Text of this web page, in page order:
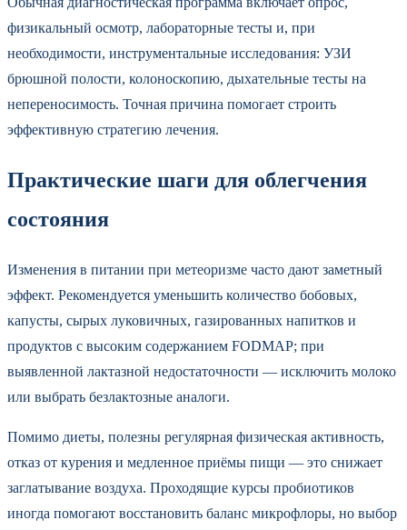
физикальный осмотр, лабораторные тесты и, при
необходимости, инструментальные исследования: УЗИ
брюшной полости, колоноскопию, дыхательные тесты на
непереносимость. Точная причина помогает строить
эффективную стратегию лечения.
Практические шаги для облегчения
состояния
Изменения в питании при метеоризме часто дают заметный
эффект. Рекомендуется уменьшить количество бобовых,
капусты, сырых луковичных, газированных напитков и
продуктов с высоким содержанием FODMAP; при
выявленной лактазной недостаточности — исключить молоко
или выбрать безлактозные аналоги.
Помимо диеты, полезны регулярная физическая активность,
отказ от курения и медленное приёмы пищи — это снижает
заглатывание воздуха. Проходящие курсы пробиотиков
иногда помогают восстановить баланс микрофлоры, но выбор